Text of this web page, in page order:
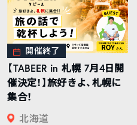
開催終了
【TABEER in 札幌 7月4日開
催決定！】旅好きよ、札幌に
集合！
北海道